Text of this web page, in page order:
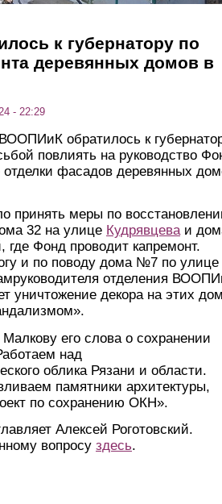
к губернатору по
деревянных домов в
- 22:29
обратилось к
повлиять на руководство
отделки фасадов деревянных
принять меры по
32 на улице Кудрявцеваи
где Фонд проводит капремонт.
и по поводу дома №7 по улице
отделения
уничтожение декора на этих
его слова о сохранении
над
облика Рязани и области.
памятники архитектуры,
по сохранению ОКН».
Алексей Роготовский.
вопросу здесь.